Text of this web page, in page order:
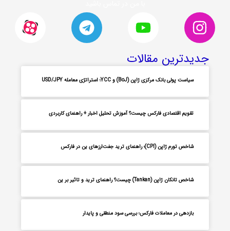
جدیدترین مقالات
سیاست پولی بانک مرکزی ژاپن (BoJ) و YCC؛ استراتژی معامله USD/JPY
تقویم اقتصادی فارکس چیست؟ آموزش تحلیل اخبار + راهنمای کاربردی
شاخص تورم ژاپن (CPI)؛ راهنمای ترید جفت‌ارزهای ین در فارکس
شاخص تانکان ژاپن (Tankan) چیست؟ راهنمای ترید و تاثیر بر ین
بازدهی در معاملات فارکس؛ بررسی سود منطقی و پایدار